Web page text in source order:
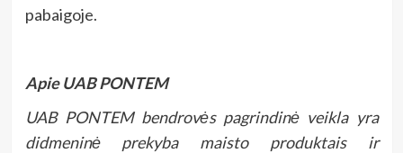
pabaigoje.
Apie UAB PONTEM
UAB PONTEM bendrovės pagrindinė veikla yra
didmeninė prekyba maisto produktais ir